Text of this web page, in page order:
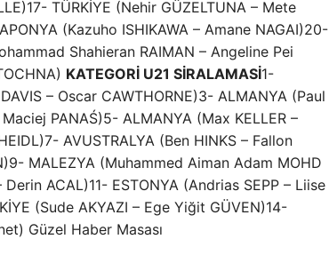
TÜRKİYE (Nehir GÜZELTUNA – Mete
(Kazuho ISHIKAWA – Amane NAGAI)20-
Shahieran RAIMAN – Angeline Pei
KATEGORİ U21 SİRALAMASİ1-
– Oscar CAWTHORNE)3- ALMANYA (Paul
PANAŚ)5- ALMANYA (Max KELLER –
AVUSTRALYA (Ben HINKS – Fallon
MALEZYA (Muhammed Aiman ​​​​​​​Adam MOHD
ACAL)11- ESTONYA (Andrias SEPP – Liise
(Sude AKYAZI – Ege Yiğit GÜVEN)14-
Güzel Haber Masası